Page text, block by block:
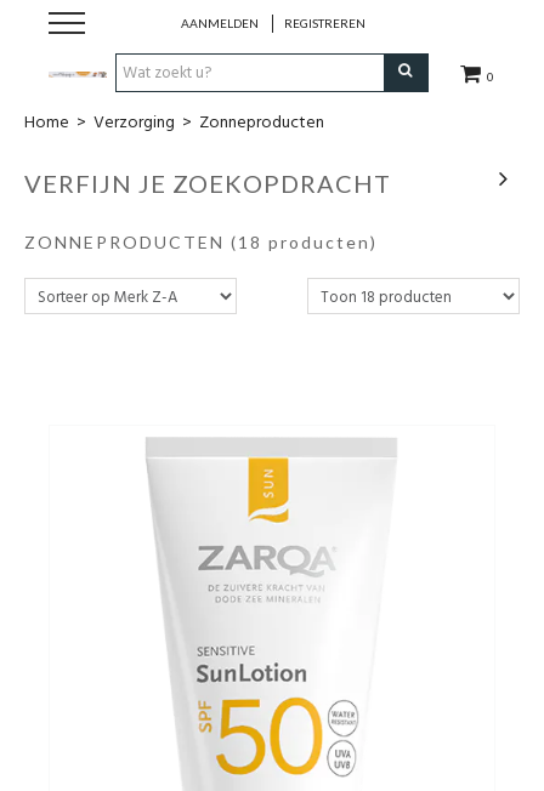
0
AANMELDEN REGISTREREN
Hulp bij
Natuurlijke remedies
Huis & Gezelligheid
Home > Verzorging > Zonneproducten
VERFIJN JE ZOEKOPDRACHT
ZONNEPRODUCTEN (18 producten)